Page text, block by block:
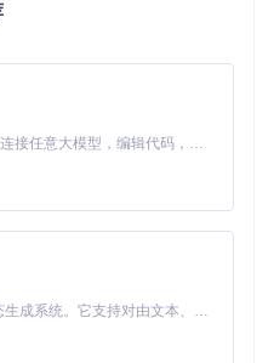
建设者之路
要完成两项核心准备：
源文件，可通过合法渠道购买
内存
gh_mirrors/ju/julius
Claude Code 的开源替代方案。连接任意大模型，编辑代码，运行命令，自动验证 — 全自动执行。用 Rust 构建，极致性能。 ｜ An open-source alternative to Claude Code. Connect any LLM, edit code, run commands, and verify changes — autonomously. Built in Rust for speed. Get Started
MiniMax H3 是一个通用的全模态生成系统。它支持对由文本、图像、视频和音频组成的多模态上下文进行统一理解，并能生成分辨率高达 2K、时长可达 15 秒的带原生立体声音频的视频。得益于面向任务泛化的系统设计，H3 在预训练阶段就已具备广泛的多模态上下文理解与生成能力，能够出色地执行复杂的多模态指令。